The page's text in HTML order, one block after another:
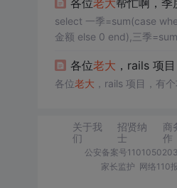
各位老大帮忙啊，季
select 一季=sum(case
金额 else 0 end),三季
各位老大 ，rails 项
各位老大 ，rails 项目，有
关于我
们
招贤纳
士
商
作
公安备案号
家长监护 网络110